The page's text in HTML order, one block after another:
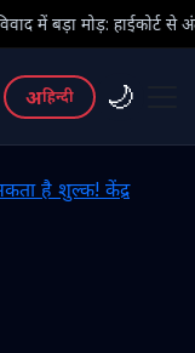
से अंतरिम राहत के बाद 3
अहिन्दी 🌙